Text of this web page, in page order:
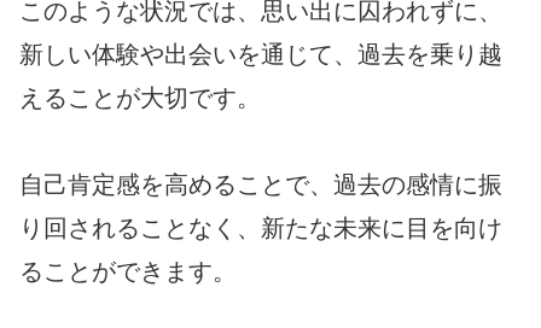
このような状況では、思い出に囚われずに、
新しい体験や出会いを通じて、過去を乗り越
えることが大切です。
自己肯定感を高めることで、過去の感情に振
り回されることなく、新たな未来に目を向け
ることができます。